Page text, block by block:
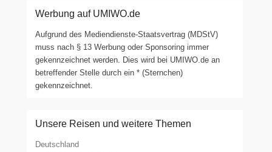
Werbung auf UMIWO.de
Aufgrund des Mediendienste-Staatsvertrag (MDStV)
muss nach § 13 Werbung oder Sponsoring immer
gekennzeichnet werden. Dies wird bei UMIWO.de an
betreffender Stelle durch ein * (Sternchen)
gekennzeichnet.
Unsere Reisen und weitere Themen
Deutschland